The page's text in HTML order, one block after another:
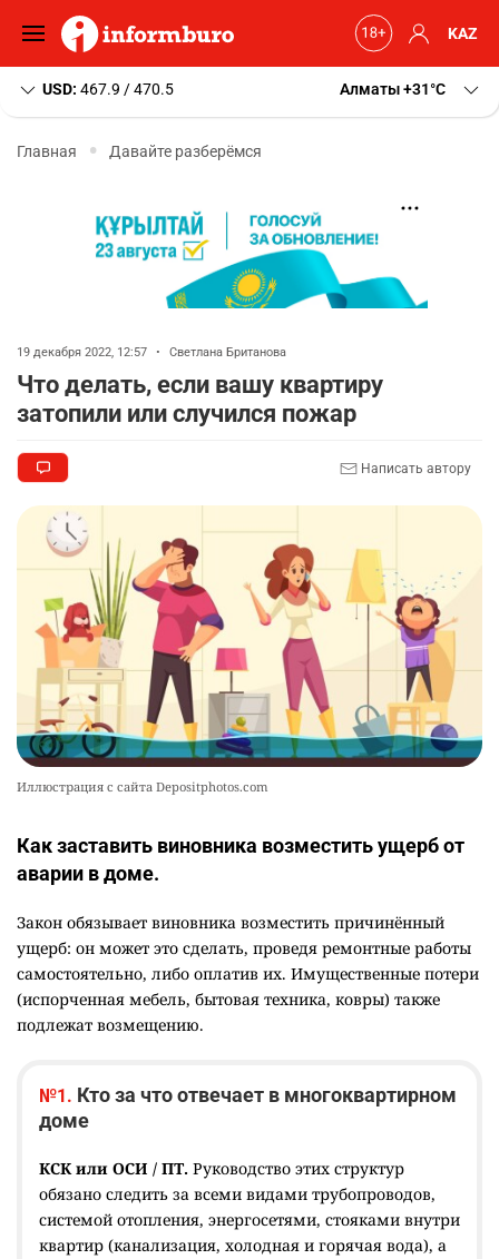
KAZ
USD: 467.9 / 470.5 Алматы+31 C
Главная Давайте разберёмся
19 декабря 2022, 12:57 • Светлана Британова
Что делать, если вашу квартиру
затопили или случился пожар
Написать автору
Иллюстрация с сайта Depositphotos.com
Как заставить виновника возместить ущерб от
аварии в доме.
Закон обязывает виновника возместить причинённый
ущерб: он может это сделать, проведя ремонтные работы
самостоятельно, либо оплатив их. Имущественные потери
(испорченная мебель, бытовая техника, ковры) также
подлежат возмещению.
№1. Кто за что отвечает в многоквартирном
доме
КСК или ОСИ / ПТ. Руководство этих структур
обязано следить за всеми видами трубопроводов,
системой отопления, энергосетями, стояками внутри
квартир (канализация, холодная и горячая вода), а